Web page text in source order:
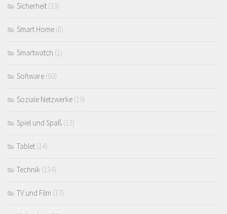
Sicherheit (33)
Smart Home (8)
Smartwatch (1)
Software (60)
Soziale Netzwerke (19)
Spiel und Spaß (13)
Tablet (14)
Technik (134)
TV und Film (17)